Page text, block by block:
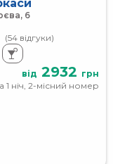
6
(54 відгуки)
від 2932 грн
1 ніч, 2-місний номер